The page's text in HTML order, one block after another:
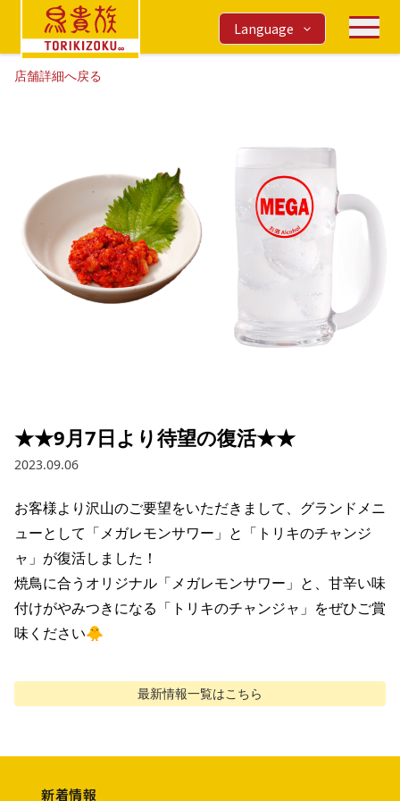
Language
店舗詳細へ戻る
★★9月7日より待望の復活★★
2023.09.06
お客様より沢山のご要望をいただきまして、グランドメニ
ューとして「メガレモンサワー」と「トリキのチャンジ
ャ」が復活しました！
焼鳥に合うオリジナル「メガレモンサワー」と、甘辛い味
付けがやみつきになる「トリキのチャンジャ」をぜひご賞
味ください🐥
最新情報一覧はこちら
新着情報